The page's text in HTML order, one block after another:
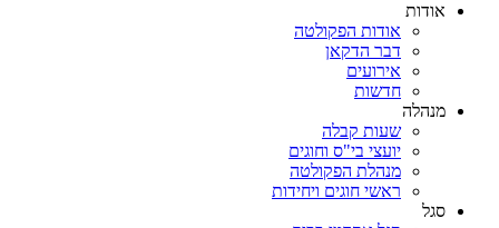
אודות
אודות הפקולטה
דבר הדקאן
אירועים
חדשות
מנהלה
שעות קבלה
יועצי בי"ס וחוגים
מנהלת הפקולטה
ראשי חוגים ויחידות
סגל